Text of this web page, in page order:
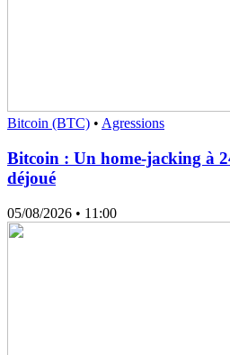
Bitcoin (BTC) • Agressions
Bitcoin : Un home-jacking à
déjoué
05/08/2026 • 11:00